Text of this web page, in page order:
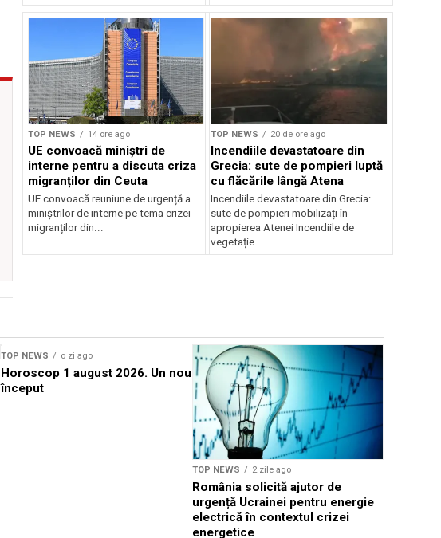
TOP NEWS 14 ore ago
UE convoacă miniștri de
interne pentru a discuta criza
migranților din Ceuta
UE convoacă reuniune de urgență a
miniștrilor de interne pe tema crizei
migranților din...
TOP NEWS 20 de ore ago
Incendiile devastatoare din
Grecia: sute de pompieri luptă
cu flăcările lângă Atena
Incendiile devastatoare din Grecia:
sute de pompieri mobilizați în
apropierea Atenei Incendiile de
vegetație...
TOP NEWS o zi ago
Horoscop 1 august 2026. Un nou
început
TOP NEWS 2 zile ago
România solicită ajutor de
urgență Ucrainei pentru energie
electrică în contextul crizei
energetice